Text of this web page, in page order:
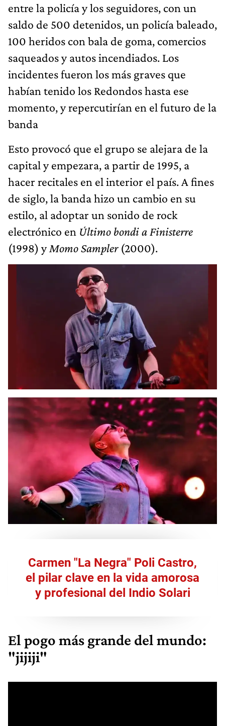
entre la policía y los seguidores, con un
saldo de 500 detenidos, un policía baleado,
100 heridos con bala de goma, comercios
saqueados y autos incendiados. Los
incidentes fueron los más graves que
habían tenido los Redondos hasta ese
momento, y repercutirían en el futuro de la
banda
Esto provocó que el grupo se alejara de la
capital y empezara, a partir de 1995, a
hacer recitales en el interior el país. A fines
de siglo, la banda hizo un cambio en su
estilo, al adoptar un sonido de rock
electrónico en Último bondi a Finisterre
(1998) yMomo Sampler(2000).
Carmen "La Negra" Poli Castro,
el pilar clave en la vida amorosa
y profesional del Indio Solari
El pogo más grande del mundo:
"jijiji"